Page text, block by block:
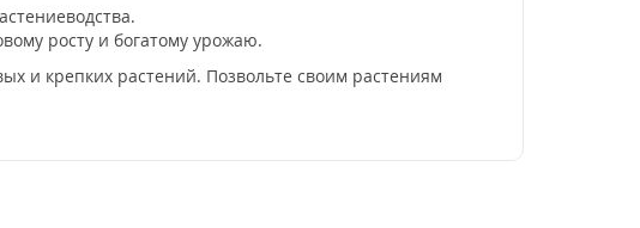
росту и богатому урожаю.
и крепких растений. Позвольте своим растениям